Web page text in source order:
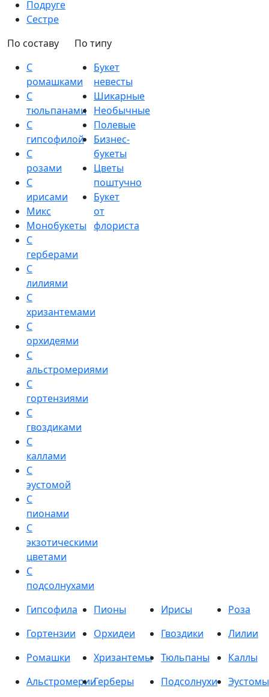
Подруге
Сестре
По составу
С
ромашками
С
тюльпанами
С
гипсофилой
С
розами
С
ирисами
Микс
Монобукеты
С
герберами
С
лилиями
С
хризантемами
С
орхидеями
С
альстромериями
С
гортензиями
С
гвоздиками
С
каллами
С
эустомой
С
пионами
С
экзотическими
цветами
С
подсолнухами
По типу
Букет
невесты
Шикарные
Необычные
Полевые
Бизнес-
букеты
Цветы
поштучно
Букет
от
флориста
Гипсофила Пионы Ирисы
Роза
Гортензии
Орхидеи Гвоздики
Лилии
Ромашки
Хризантемы Тюльпаны
Каллы
АльстромерииГерберы Подсолнухи
Эустомы